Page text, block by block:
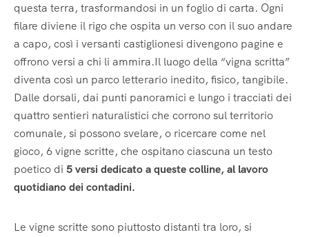
questa terra, trasformandosi in un foglio di carta. Ogni
filare diviene il rigo che ospita un verso con il suo andare
a capo, così i versanti castiglionesi divengono pagine e
offrono versi a chi li ammira.Il luogo della “vigna scritta”
diventa così un parco letterario inedito, fisico, tangibile.
Dalle dorsali, dai punti panoramici e lungo i tracciati dei
quattro sentieri naturalistici che corrono sul territorio
comunale, si possono svelare, o ricercare come nel
gioco, 6 vigne scritte, che ospitano ciascuna un testo
poetico di 5versi dedicato a queste colline, al lavoro
quotidiano dei contadini.
Le vigne scritte sono piuttosto distanti tra loro, si